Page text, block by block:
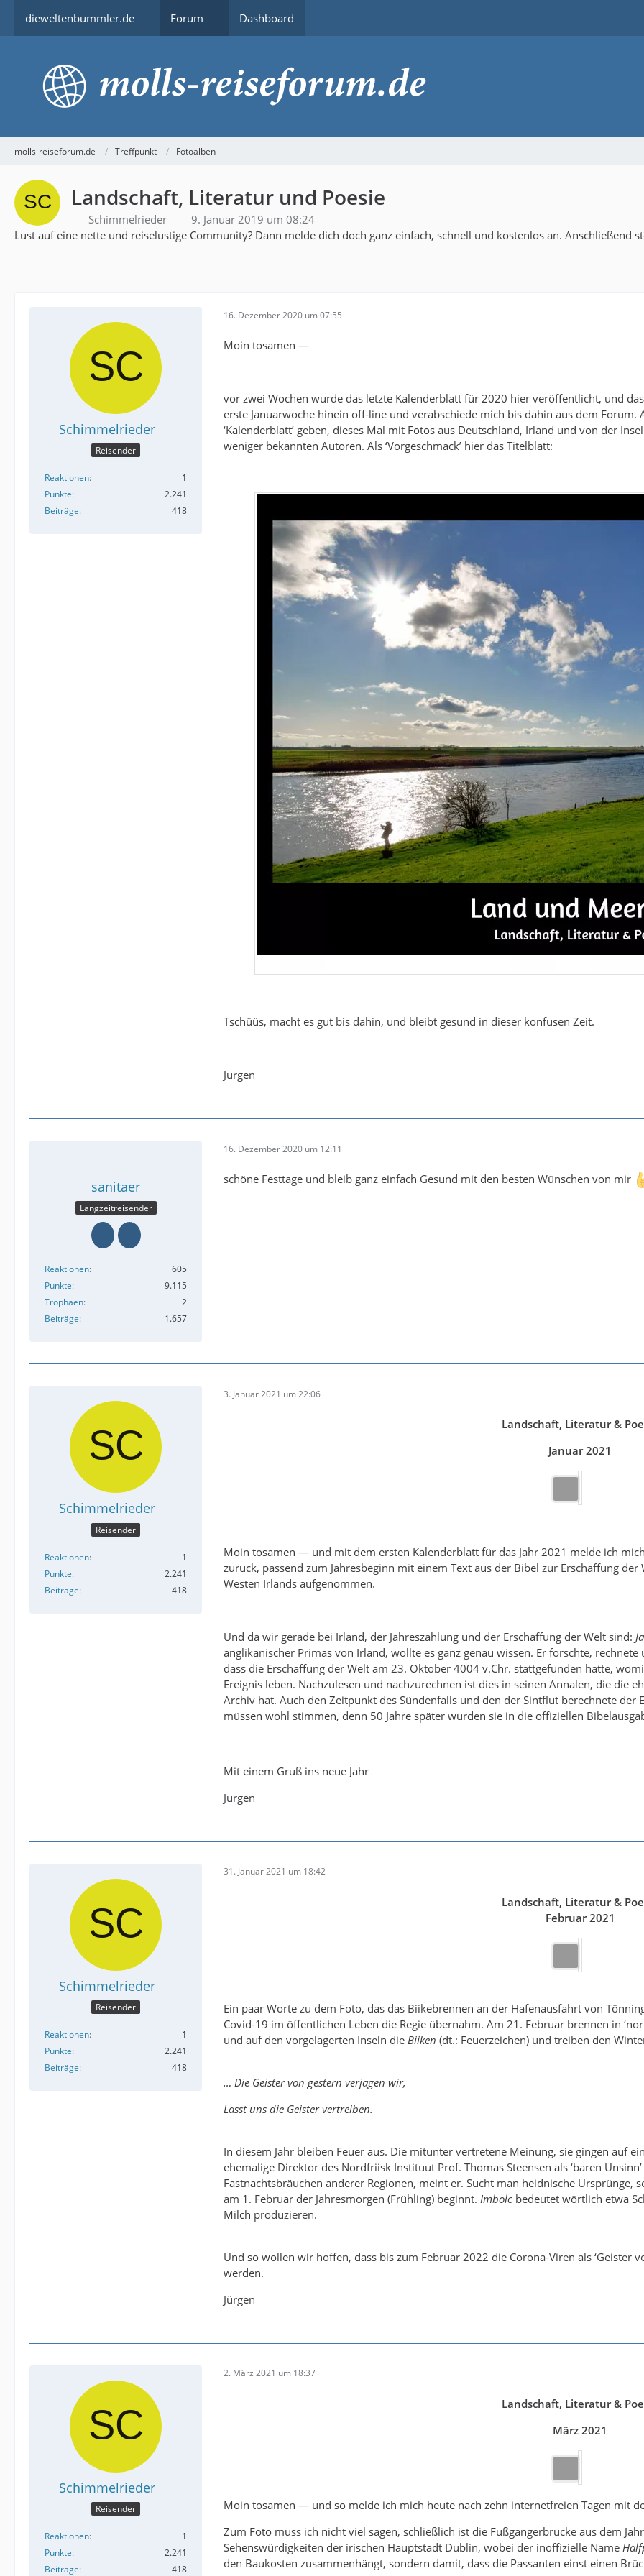
dieweltenbummler.de Forum Dashboard
molls-reiseforum.de Treffpunkt Fotoalben
Landschaft, Literatur und Poesie
Schimmelrieder
9. Januar 2019 um 08:24
Lust auf eine nette und reiselustige Community? Dann melde dich doch ganz einfach, schnell und kostenlos an. Anschließend
Schimmelrieder
Reisender
Reaktionen
1
Punkte
2.241
Beiträge
418
16. Dezember 2020 um 07:55
Moin tosamen —
vor zwei Wochen wurde das letzte Kalenderblatt für 2020 hier veröffentlicht, und
erste Januarwoche hinein off-line und verabschiede mich bis dahin aus dem
‘Kalenderblatt’ geben, dieses Mal mit Fotos aus Deutschland, Irland und von der
weniger bekannten Autoren. Als ‘Vorgeschmack’ hier das Titelblatt:
Tschüüs, macht es gut bis dahin, und bleibt gesund in dieser konfusen Zeit.
Jürgen
sanitaer
Langzeitreisender
Reaktionen
605
Punkte
9.115
Trophäen
2
Beiträge
1.657
16. Dezember 2020 um 12:11
schöne Festtage und bleib ganz einfach Gesund mit den besten Wünschen von mir
Schimmelrieder
Reisender
Reaktionen
1
Punkte
2.241
Beiträge
418
3. Januar 2021 um 22:06
Landschaft, Literatur &
Januar 2021
Moin tosamen — und mit dem ersten Kalenderblatt für das Jahr 2021 melde ich
zurück, passend zum Jahresbeginn mit einem Text aus der Bibel zur Erschaffung
Westen Irlands aufgenommen.
Und da wir gerade bei Irland, der Jahreszählung und der Erschaffung der Welt sind:
anglikanischer Primas von Irland, wollte es ganz genau wissen. Er forschte,
dass die Erschaffung der Welt am 23. Oktober 4004 v.Chr. stattgefunden hatte,
Ereignis leben. Nachzulesen und nachzurechnen ist dies in seinen Annalen, die die
Archiv hat. Auch den Zeitpunkt des Sündenfalls und den der Sintflut berechnete der
müssen wohl stimmen, denn 50 Jahre später wurden sie in die offiziellen
Mit einem Gruß ins neue Jahr
Jürgen
Schimmelrieder
Reisender
Reaktionen
1
Punkte
2.241
Beiträge
418
31. Januar 2021 um 18:42
Landschaft, Literatur &
Februar 2021
Ein paar Worte zu dem Foto, das das Biikebrennen an der Hafenausfahrt von
Covid-19 im öffentlichen Leben die Regie übernahm. Am 21. Februar brennen in
und auf den vorgelagerten Inseln die Biiken (dt.: Feuerzeichen) und treiben den
… Die Geister von gestern verjagen wir,
Lasst uns die Geister vertreiben.
In diesem Jahr bleiben Feuer aus. Die mitunter vertretene Meinung, sie gingen auf
ehemalige Direktor des Nordfriisk Instituut Prof. Thomas Steensen als ‘baren
Fastnachtsbräuchen anderer Regionen, meint er. Sucht man heidnische
am 1. Februar der Jahresmorgen (Frühling) beginnt. Imbolc bedeutet wörtlich etwa
Milch produzieren.
Und so wollen wir hoffen, dass bis zum Februar 2022 die Corona-Viren als ‘Geister
werden.
Jürgen
Schimmelrieder
Reisender
Reaktionen
1
Punkte
2.241
Beiträge
418
2. März 2021 um 18:37
Landschaft, Literatur &
März 2021
Moin tosamen — und so melde ich mich heute nach zehn internetfreien Tagen mit
Zum Foto muss ich nicht viel sagen, schließlich ist die Fußgängerbrücke aus dem
Sehenswürdigkeiten der irischen Hauptstadt Dublin, wobei der inoffizielle Name
den Baukosten zusammenhängt, sondern damit, dass die Passanten einst einen